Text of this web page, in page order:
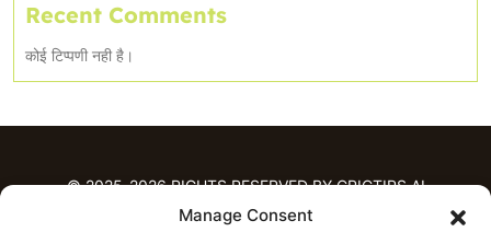
Manage Consent
Recent Comments
कोई टिप्पणी नही है।
© 2025-2026 RIGHTS RESERVED BY CRICTIPS.AI